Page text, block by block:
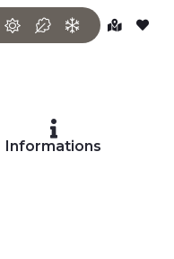
Informations